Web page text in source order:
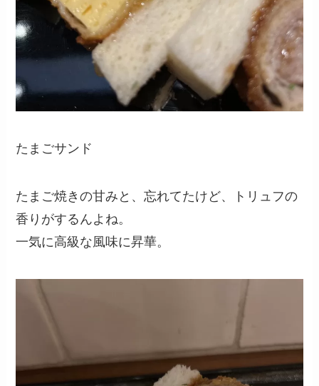
たまごサンド
たまご焼きの甘みと、忘れてたけど、トリュフの
香りがするんよね。
一気に高級な風味に昇華。